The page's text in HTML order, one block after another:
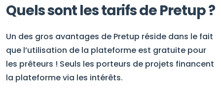
Quels sont les tarifs de Pretup ?
Un des gros avantages de Pretup réside dans le fait
que l’utilisation de la plateforme est gratuite pour
les prêteurs ! Seuls les porteurs de projets financent
la plateforme via les intérêts.